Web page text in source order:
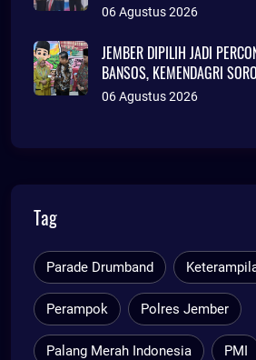
06 Agustus 2026
JEMBER DIPILIH JADI
BANSOS, KEMENDAGRI
ADMINDUK
06 Agustus 2026
Tag
Parade Drumband
Perampok Polres Jember
Palang Merah Indonesia PMI